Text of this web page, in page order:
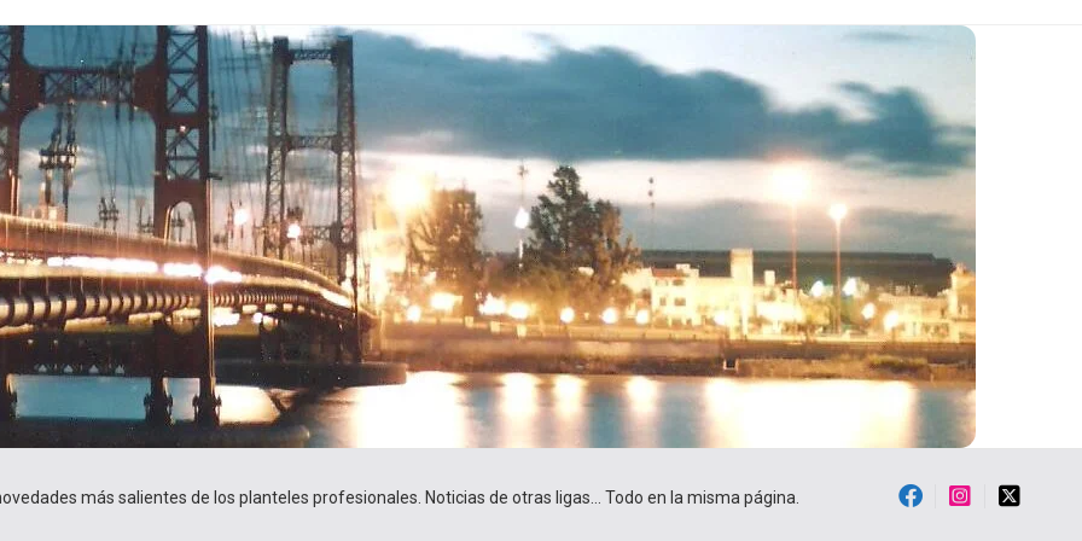
más salientes de los planteles profesionales. Noticias de otras ligas… Todo en la misma página.